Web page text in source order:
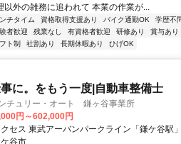
以外の雑務に追われて 本業の作業が...
チタイム 資格取得支援あり バイク通勤OK 学歴不
者歓迎 残業なし 有資格者歓迎 研修あり 賞与あり
ト制 社割あり 長期休暇あり ひげOK
に。をもう一度|自動車整備士
チュリー・オート 鎌ヶ谷事業所
円～602,000円
セス 東武アーバンパークライン「鎌ケ谷駅
谷市